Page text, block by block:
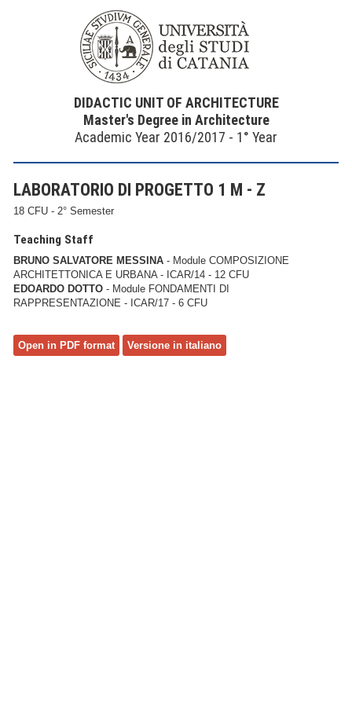
DIDACTIC UNIT OF ARCHITECTURE
Master's Degree in Architecture
Academic Year 2016/2017 - 1° Year
LABORATORIO DI PROGETTO 1 M - Z
18 CFU - 2° Semester
Teaching Staff
BRUNO SALVATORE MESSINA - Module COMPOSIZIONE
ARCHITETTONICA E URBANA - ICAR/14 - 12 CFU
EDOARDO DOTTO - Module FONDAMENTI DI
RAPPRESENTAZIONE - ICAR/17 - 6 CFU
Open in PDF format Versione in italiano